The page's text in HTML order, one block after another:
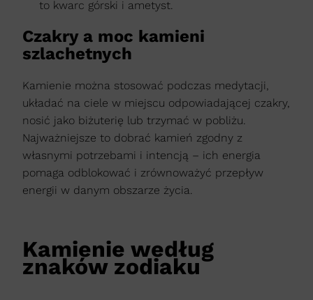
to kwarc górski i ametyst.
Czakry a moc kamieni
szlachetnych
Kamienie można stosować podczas medytacji,
układać na ciele w miejscu odpowiadającej czakry,
nosić jako biżuterię lub trzymać w pobliżu.
Najważniejsze to dobrać kamień zgodny z
własnymi potrzebami i intencją – ich energia
pomaga odblokować i zrównoważyć przepływ
energii w danym obszarze życia.
Kamienie według
znaków zodiaku